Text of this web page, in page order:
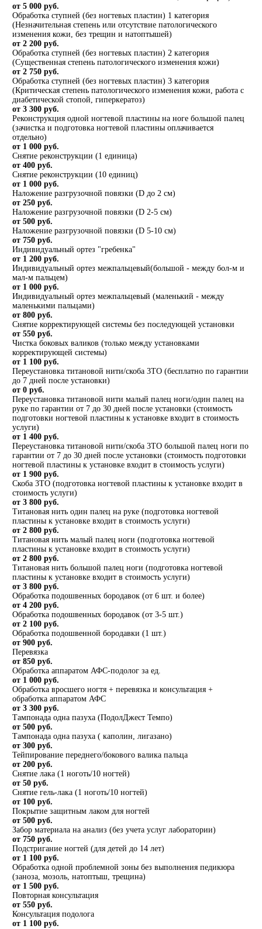
от 5 000 руб.
Обработка ступней (без ногтевых пластин) 1 категория
(Незначительная степень или отсутствие патологического
изменения кожи, без трещин и натоптышей)
от 2 200 руб.
Обработка ступней (без ногтевых пластин) 2 категория
(Существенная степень патологического изменения кожи)
от 2 750 руб.
Обработка ступней (без ногтевых пластин) 3 категория
(Критическая степень патологического изменения кожи, работа с
диабетической стопой, гиперкератоз)
от 3 300 руб.
Реконструкция одной ногтевой пластины на ноге большой палец
(зачистка и подготовка ногтевой пластины оплачивается
отдельно)
от 1 000 руб.
Снятие реконструкции (1 единица)
от 400 руб.
Снятие реконструкции (10 единиц)
от 1 000 руб.
Наложение разгрузочной повязки (D до 2 см)
от 250 руб.
Наложение разгрузочной повязки (D 2-5 см)
от 500 руб.
Наложение разгрузочной повязки (D 5-10 см)
от 750 руб.
Индивидуальный ортез "гребенка"
от 1 200 руб.
Индивидуальный ортез межпальцевый(большой - между бол-м и
мал-м пальцем)
от 1 000 руб.
Индивидуальный ортез межпальцевый (маленький - между
маленькими пальцами)
от 800 руб.
Снятие корректирующей системы без последующей установки
от 550 руб.
Чистка боковых валиков (только между установками
корректирующей системы)
от 1 100 руб.
Переустановка титановой нити/скоба 3ТО (бесплатно по гарантии
до 7 дней после установки)
от 0 руб.
Переустановка титановой нити малый палец ноги/один палец на
руке по гарантии от 7 до 30 дней после установки (стоимость
подготовки ногтевой пластины к установке входит в стоимость
услуги)
от 1 400 руб.
Переустановка титановой нити/скоба 3ТО большой палец ноги по
гарантии от 7 до 30 дней после установки (стоимость подготовки
ногтевой пластины к установке входит в стоимость услуги)
от 1 900 руб.
Скоба 3ТО (подготовка ногтевой пластины к установке входит в
стоимость услуги)
от 3 800 руб.
Титановая нить один палец на руке (подготовка ногтевой
пластины к установке входит в стоимость услуги)
от 2 800 руб.
Титановая нить малый палец ноги (подготовка ногтевой
пластины к установке входит в стоимость услуги)
от 2 800 руб.
Титановая нить большой палец ноги (подготовка ногтевой
пластины к установке входит в стоимость услуги)
от 3 800 руб.
Обработка подошвенных бородавок (от 6 шт. и более)
от 4 200 руб.
Обработка подошвенных бородавок (от 3-5 шт.)
от 2 100 руб.
Обработка подошвенной бородавки (1 шт.)
от 900 руб.
Перевязка
от 850 руб.
Обработка аппаратом АФС-подолог за ед.
от 1 000 руб.
Обработка вросшего ногтя + перевязка и консультация +
обработка аппаратом АФС
от 3 300 руб.
Тампонада одна пазуха (ПодолДжест Темпо)
от 500 руб.
Тампонада одна пазуха ( каполин, лигазано)
от 300 руб.
Тейпирование переднего/бокового валика пальца
от 200 руб.
Снятие лака (1 ноготь/10 ногтей)
от 50 руб.
Снятие гель-лака (1 ноготь/10 ногтей)
от 100 руб.
Покрытие защитным лаком для ногтей
от 500 руб.
Забор материала на анализ (без учета услуг лаборатории)
от 750 руб.
Подстригание ногтей (для детей до 14 лет)
от 1 100 руб.
Обработка одной проблемной зоны без выполнения педикюра
(заноза, мозоль, натоптыш, трещина)
от 1 500 руб.
Повторная консультация
от 550 руб.
Консультация подолога
от 1 100 руб.